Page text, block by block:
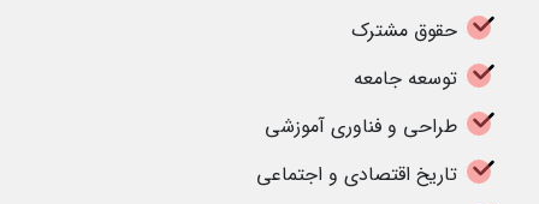
حقوق مشترک
توسعه جامعه
طراحی و فناوری آموزشی
تاریخ اقتصادی و اجتماعی